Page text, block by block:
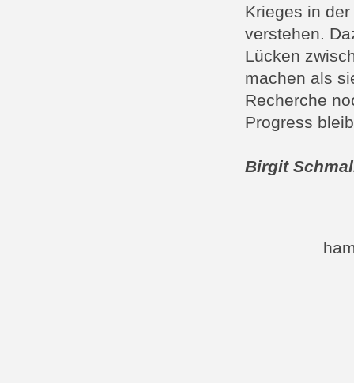
Krieges in
verstehen.
Lücken
machen als
Recherche
Progress
Birgit